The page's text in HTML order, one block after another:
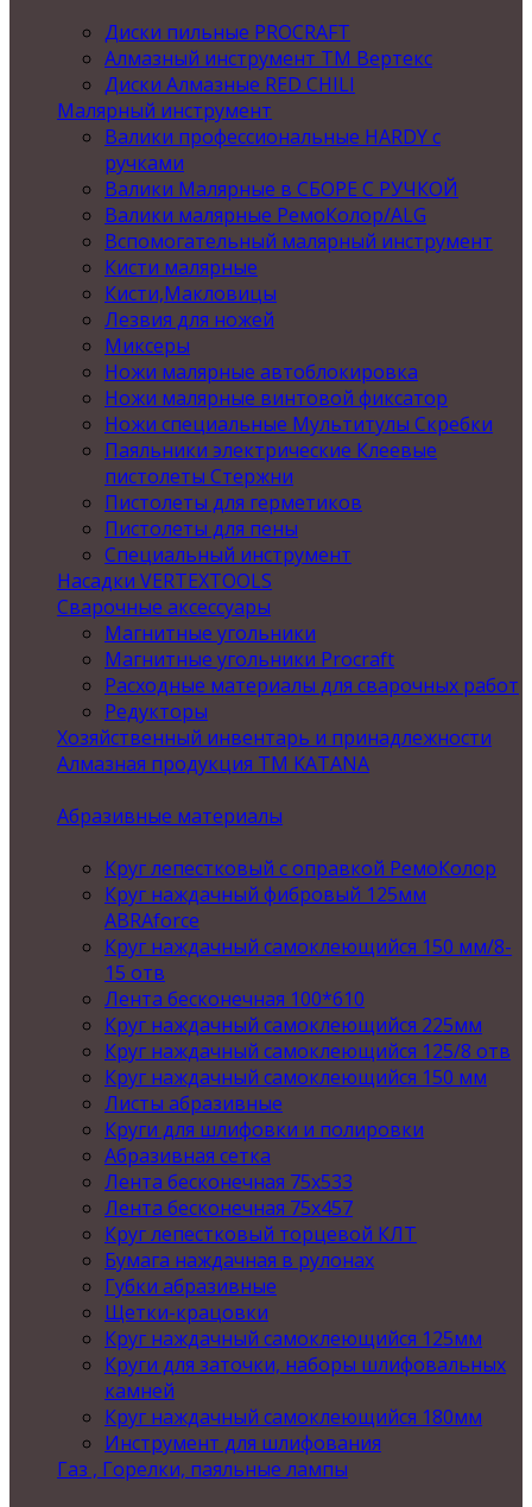
Диски пильные PROCRAFT
Алмазный инструмент ТМ Вертекс
Диски Алмазные RED CHILI
Малярный инструмент
Валики профессиональные HARDY с
ручками
Валики Малярные в СБОРЕ С РУЧКОЙ
Валики малярные РемоКолор/ALG
Вспомогательный малярный инструмент
Кисти малярные
Кисти,Макловицы
Лезвия для ножей
Миксеры
Ножи малярные автоблокировка
Ножи малярные винтовой фиксатор
Ножи специальные Мультитулы Скребки
Паяльники электрические Клеевые
пистолеты Стержни
Пистолеты для герметиков
Пистолеты для пены
Специальный инструмент
Насадки VERTEXTOOLS
Сварочные аксессуары
Магнитные угольники
Магнитные угольники Procraft
Расходные материалы для сварочных работ
Редукторы
Хозяйственный инвентарь и принадлежности
Алмазная продукция ТМ KATANA
Абразивные материалы
Круг лепестковый с оправкой РемоКолор
Круг наждачный фибровый 125мм
ABRAforce
Круг наждачный самоклеющийся 150 мм/8-
15 отв
Лента бесконечная 100*610
Круг наждачный самоклеющийся 225мм
Круг наждачный самоклеющийся 125/8 отв
Круг наждачный самоклеющийся 150 мм
Листы абразивные
Круги для шлифовки и полировки
Абразивная сетка
Лента бесконечная 75х533
Лента бесконечная 75х457
Круг лепестковый торцевой КЛТ
Бумага наждачная в рулонах
Губки абразивные
Щетки-крацовки
Круг наждачный самоклеющийся 125мм
Круги для заточки, наборы шлифовальных
камней
Круг наждачный самоклеющийся 180мм
Инструмент для шлифования
Газ , Горелки, паяльные лампы